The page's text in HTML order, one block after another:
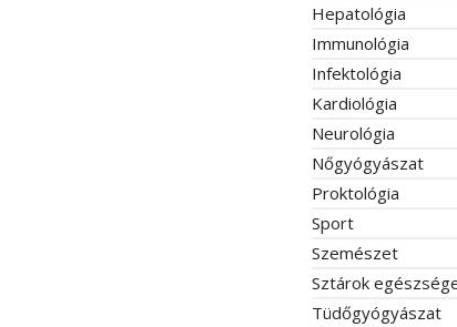
Hepatológia
Immunológia
Infektológia
Kardiológia
Neurológia
Nőgyógyászat
Proktológia
Sport
Szemészet
Sztárok
Tüdőgyógyászat